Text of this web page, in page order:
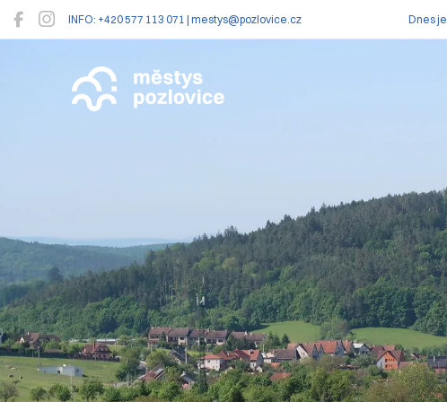
INFO: +420 577 113 071 | mestys@pozlovice.cz Dnes je
Pozlovice